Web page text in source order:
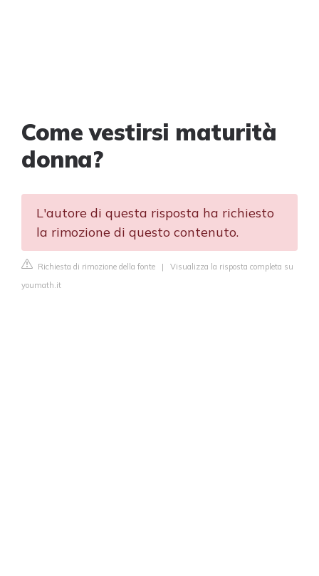
Come vestirsi maturità
donna?
L'autore di questa risposta ha richiesto
la rimozione di questo contenuto.
Richiesta di rimozione della fonte | Visualizza la risposta completa su
youmath.it